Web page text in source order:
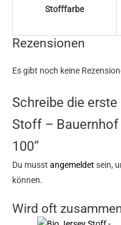
Stofffarbe
Rezensionen
Es gibt noch keine
Schreibe die
Stoff – Bauernhof
100“
Du musst angemeldet sein,
können.
Wird oft